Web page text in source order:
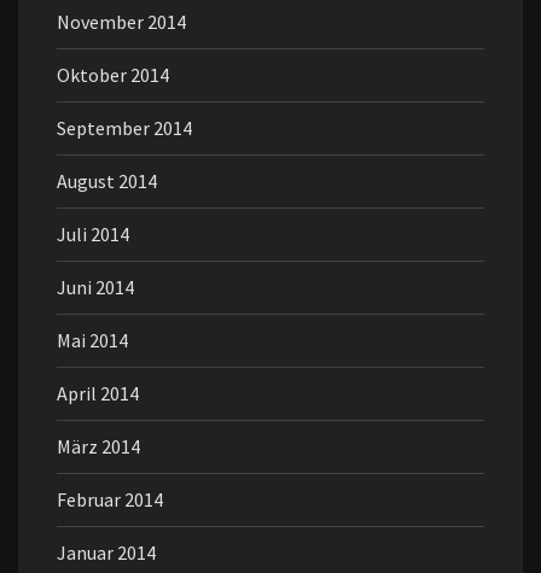
November 2014
Oktober 2014
September 2014
August 2014
Juli 2014
Juni 2014
Mai 2014
April 2014
März 2014
Februar 2014
Januar 2014